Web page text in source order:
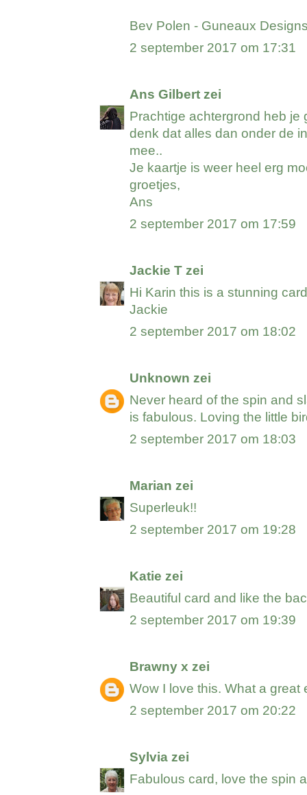
Bev Polen - Guneaux
2 september 2017 om 17:31
Ans Gilbertzei
Prachtige achtergrond heb
denk dat alles dan onder de
mee..
Je kaartje is weer heel erg
groetjes,
Ans
2 september 2017 om 17:59
Jackie T zei
Hi Karin this is a stunning
Jackie
2 september 2017 om 18:02
Unknown zei
Never heard of the spin and
is fabulous. Loving the little
2 september 2017 om 18:03
Marian zei
Superleuk!!
2 september 2017 om 19:28
Katie zei
Beautiful card and like the
2 september 2017 om 19:39
Brawny x zei
Wow I love this. What a great
2 september 2017 om 20:22
Sylvia zei
Fabulous card, love the spin